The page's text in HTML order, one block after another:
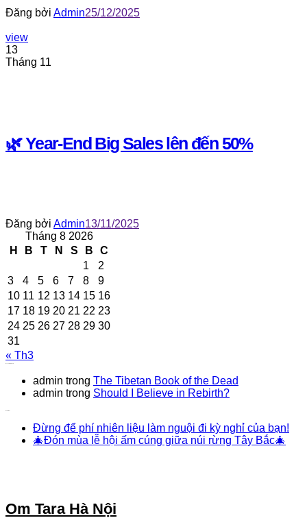
Đăng bởi Admin25/12/2025
view
13
Tháng 11
🌿 Year-End Big Sales lên đến 50%
Đăng bởi Admin13/11/2025
Tháng 8 2026
H
B T N S B
C
1
2
3
4 5 6 7 8
9
10 11 12 13 14 15 16
17 18 19 20 21 22 23
24 25 26 27 28 29 30
31
« Th3
admin trong The Tibetan Book of the Dead
admin trong Should I Believe in Rebirth?
Đừng để phí nhiên liệu làm nguội đi kỳ nghỉ của bạn!
🎄Đón mùa lễ hội ấm cúng giữa núi rừng Tây Bắc🎄
Om Tara Hà Nội